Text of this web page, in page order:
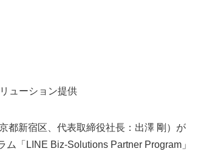
ューション提供
都新宿区、代表取締役社長：出澤 剛）が
「LINE Biz-Solutions Partner Program」